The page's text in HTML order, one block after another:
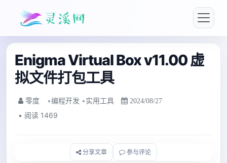
Enigma Virtual Box v11.00 虚
拟文件打包工具
零度 •编程开发 •实用工具 2024/08/27
• 阅读 1469
分享文章 参与评论